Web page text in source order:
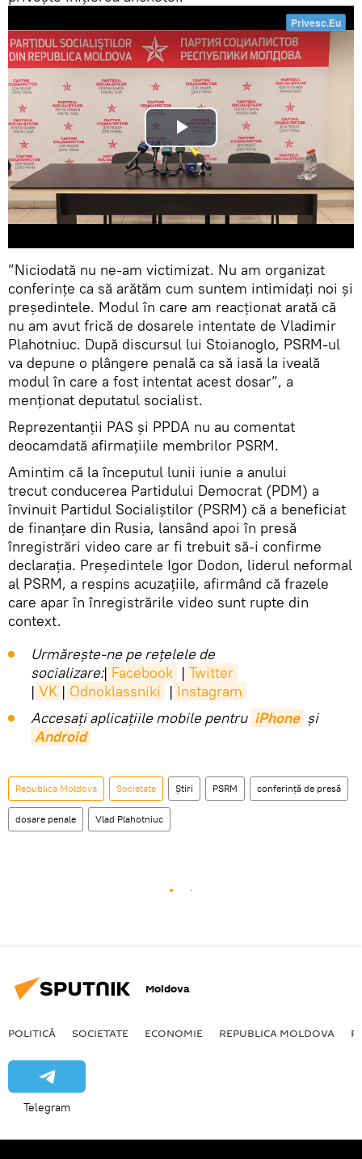
”Niciodată nu ne-am victimizat. Nu am organizat
conferințe ca să arătăm cum suntem intimidați noi și
președintele. Modul în care am reacționat arată că
nu am avut frică de dosarele intentate de Vladimir
Plahotniuc. După discursul lui Stoianoglo, PSRM-ul
va depune o plângere penală ca să iasă la iveală
modul în care a fost intentat acest dosar”, a
menționat deputatul socialist.
Reprezentanții PAS și PPDA nu au comentat
deocamdată afirmațiile membrilor PSRM.
Amintim că la începutul lunii iunie a anului
trecut conducerea Partidului Democrat (PDM) a
învinuit Partidul Socialiștilor (PSRM) că a beneficiat
de finanțare din Rusia, lansând apoi în presă
înregistrări video care ar fi trebuit să-i confirme
declarația. Președintele Igor Dodon, liderul neformal
al PSRM, a respins acuzațiile, afirmând că frazele
care apar în înregistrările video sunt rupte din
context.
Urmărește-ne pe rețelele de
socializare:| Facebook | Twitter
| VK | Odnoklassniki | Instagram
Accesaţi aplicaţiile mobile pentru iPhone și
Android
Republica Moldova Societate Știri PSRM conferință de presă
dosare penale Vlad Plahotniuc
Moldova
POLITICĂ SOCIETATE ECONOMIE REPUBLICA MOLDOVA
Telegram